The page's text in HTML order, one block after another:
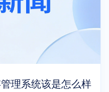
理系统该是怎么样